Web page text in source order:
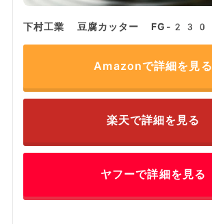
下村工業 豆腐カッター FG-230
Amazonで詳細を見る
楽天で詳細を見る
ヤフーで詳細を見る